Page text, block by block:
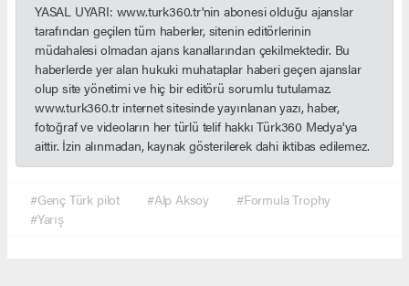
YASAL UYARI: www.turk360.tr'nin abonesi olduğu ajanslar
tarafından geçilen tüm haberler, sitenin editörlerinin
müdahalesi olmadan ajans kanallarından çekilmektedir. Bu
haberlerde yer alan hukuki muhataplar haberi geçen ajanslar
olup site yönetimi ve hiç bir editörü sorumlu tutulamaz.
www.turk360.tr internet sitesinde yayınlanan yazı, haber,
fotoğraf ve videoların her türlü telif hakkı Türk360 Medya'ya
aittir. İzin alınmadan, kaynak gösterilerek dahi iktibas edilemez.
#Genç Türk pilot #Alp Aksoy
#Formula Trophy
#Yarış